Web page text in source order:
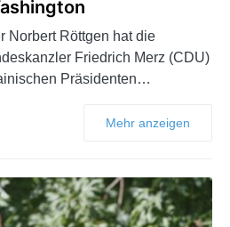
Norbert Röttgen hat die
Friedrich Merz (CDU)
Präsidenten…
Mehr anzeigen